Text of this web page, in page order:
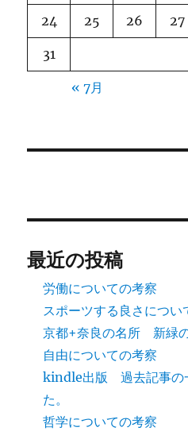
24 25 26 27
31
« 7月
最近の投稿
労働についての考察
スポーツする良さについ
京都+奈良の名所 新緑
自由についての考察
kindle出版 過去記事の
た。
哲学についての考察